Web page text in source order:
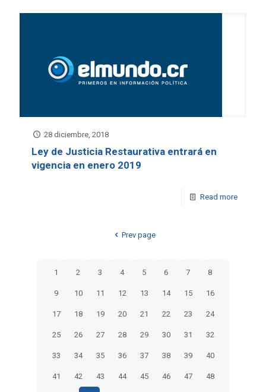
28 diciembre, 2018
Ley de Justicia Restaurativa entrará en
vigencia en enero 2019
Read more
Prev page
1 2 3 4 5 6 7 8
9 10 11 12 13 14 15 16
17 18 19 20 21 22 23 24
25 26 27 28 29 30 31 32
33 34 35 36 37 38 39 40
41 42 43 44 45 46 47 48